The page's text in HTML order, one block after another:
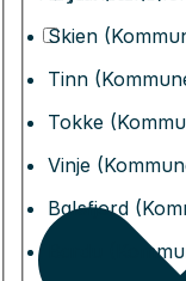
Skien
Tinn
Tokke
Vinje
Balsfjord
Bardu